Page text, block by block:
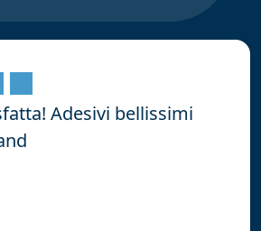
Adesivi bellissimi